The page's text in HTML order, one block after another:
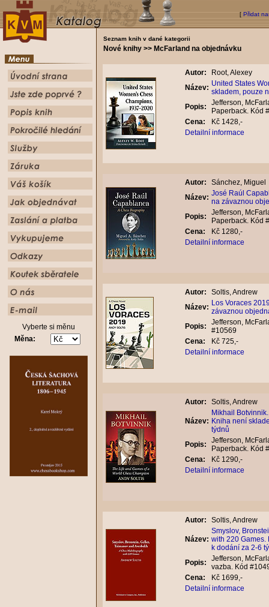
[ Přidat
Vyberte si měnu
Měna:
Seznam knih v dané kategorii
Nové knihy >> McFarland na objednávku
Autor:
Root, Alexey
Název: United States
skladem, pouze
Popis:
Jefferson,
Paperback. Kód
Cena:
Kč 1428,-
Detailní informace
Autor:
Sánchez, Miguel
Název: José Raúl
na závaznou
Popis:
Jefferson,
Paperback. Kód
Cena:
Kč 1280,-
Detailní informace
Autor:
Soltis, Andrew
Název: Los Voraces
závaznou
Popis:
Jefferson,
#10569
Cena:
Kč 725,-
Detailní informace
Autor: Soltis, Andrew
Název:
Mikhail
Kniha není
týdnů
Popis:
Jefferson,
Paperback. Kód
Cena:
Kč 1290,-
Detailní informace
Autor: Soltis, Andrew
Název:
Smyslov,
with 220
k dodání za 2-6
Popis:
Jefferson,
vazba. Kód
Cena:
Kč 1699,-
Detailní informace